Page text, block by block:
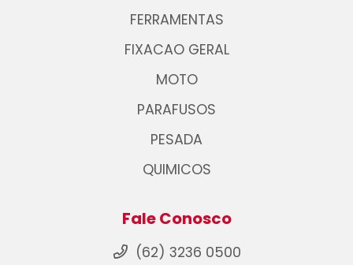
FERRAMENTAS
FIXACAO GERAL
MOTO
PARAFUSOS
PESADA
QUIMICOS
Fale Conosco
(62) 3236 0500